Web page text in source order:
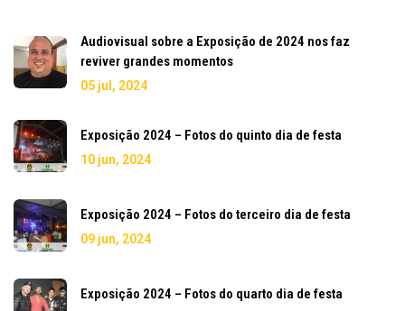
Audiovisual sobre a Exposição de 2024 nos faz
reviver grandes momentos
05 jul, 2024
Exposição 2024 – Fotos do quinto dia de festa
10 jun, 2024
Exposição 2024 – Fotos do terceiro dia de festa
09 jun, 2024
Exposição 2024 – Fotos do quarto dia de festa